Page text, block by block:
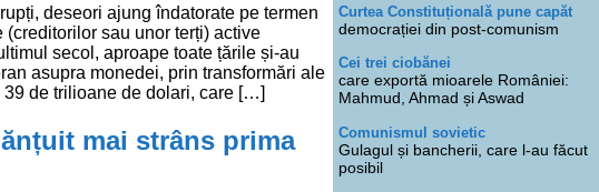
deseori ajung îndatorate pe termen
sau unor terți) active
secol, aproape toate țările și-au
asupra monedei, prin transformări ale
de trilioane de dolari, care […]
mai strâns prima
Curtea Constituțională pune capăt
democrației din post-comunism
Cei trei ciobănei
care exportă mioarele României:
Mahmud, Ahmad și Aswad
Comunismul sovietic
Gulagul și bancherii, care l-au făcut
posibil